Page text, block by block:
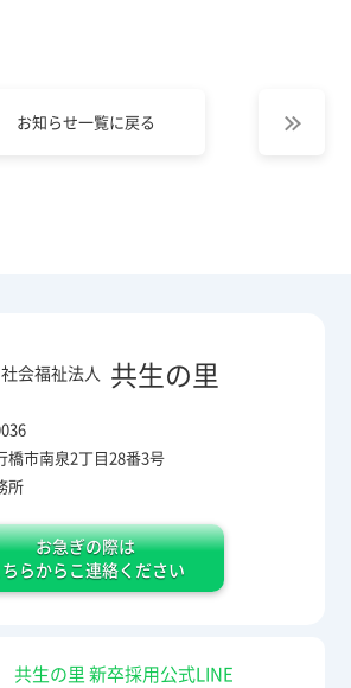
お知らせ一覧に戻る
社会福祉法人 共生の里
橋市南泉2丁目28番3号
所
お急ぎの際は
ちらからこ連絡ください
共生の里 新卒採用公式LINE